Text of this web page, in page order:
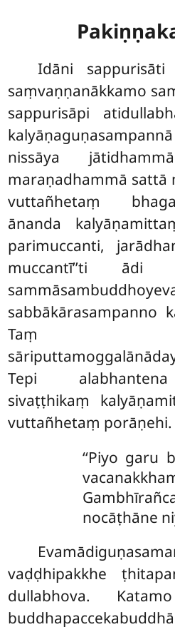
Idāni
saṃvaṇṇanākkamo
sappurisāpi
nissāya
maraṇadhammā sattā
vuttañhetaṃ
ānanda
parimuccanti,
muccantī’’ti ādi
sabbākārasampanno
Taṃ
Tepi
sivaṭṭhikaṃ
vuttañhetaṃ porāṇehi.
‘‘Piyo garu
nocāṭhāne
vaḍḍhipakkhe
dullabhova.